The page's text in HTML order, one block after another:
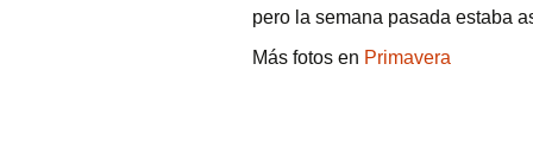
pero la semana pasada estaba
Más fotos en Primavera